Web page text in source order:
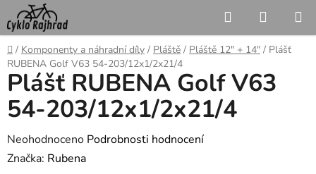
Přejít
na
obsah
Hledat
KOŠÍK
Domů
/ Komponenty a náhradní díly / Pláště / Pláště 12" + 14" / Plášť
RUBENA Golf V63 54-203/12x1/2x21/4
Plášť RUBENA Golf V63
54-203/12x1/2x21/4
Průměrné
hodnocení
Neohodnoceno Podrobnosti hodnocení
Značka: Rubena